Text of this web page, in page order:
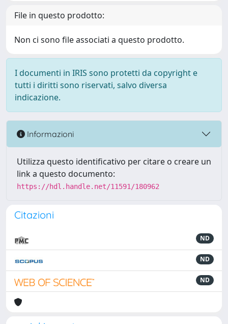
File in questo prodotto:
Non ci sono file associati a questo prodotto.
I documenti in IRIS sono protetti da copyright e
tutti i diritti sono riservati, salvo diversa
indicazione.
Informazioni
Utilizza questo identificativo per citare o creare un
link a questo documento:
https://hdl.handle.net/11591/180962
Citazioni
ND
ND
ND